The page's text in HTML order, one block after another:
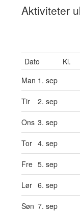
Aktiviteter
Dato Kl.
Man 1. sep
Tir 2. sep
Ons 3. sep
Tor 4. sep
Fre 5. sep
Lør 6. sep
Søn 7. sep